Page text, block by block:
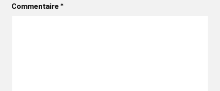
Commentaire*